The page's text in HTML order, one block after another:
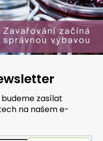
zasílat
na našem e-